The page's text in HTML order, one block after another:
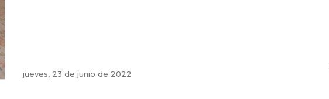
jueves, 23 de junio de 2022